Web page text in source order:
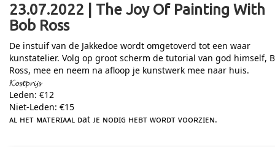
23.07.2022 | The Joy Of Painting With
Bob Ross
De instuif van de Jakkedoe wordt omgetoverd tot een waar
kunstatelier. Volg op groot scherm de tutorial van god himself,
Ross, mee en neem na afloop je kunstwerk mee naar huis.
𝓚𝓸𝓼𝓽𝓹𝓻𝓲𝓳𝓼
Leden: €12
Niet-Leden: €15
ᴀʟ ʜᴇᴛ ᴍᴀᴛᴇʀɪᴀᴀʟ ᴅat ᴊᴇ ɴᴏᴅɪɢ ʜᴇʙᴛ ᴡᴏʀᴅᴛ ᴠᴏᴏʀᴢɪᴇɴ.